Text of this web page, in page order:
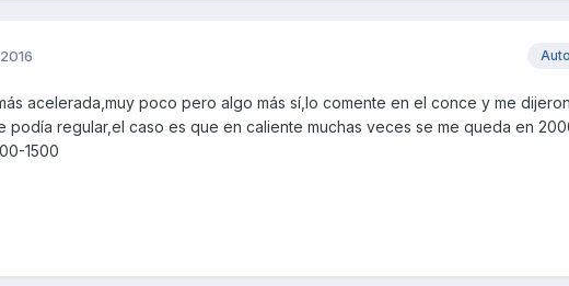
acelerada,muy poco pero algo más sí,lo comente en el conce y me
podía regular,el caso es que en caliente muchas veces se me queda en
1500